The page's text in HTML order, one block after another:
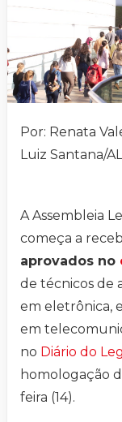
Por: Renata
Luiz Santana/
A Assembleia
começa a
aprovados no
de técnicos de
em eletrônica,
em
no Diário do
homologação
feira (14).